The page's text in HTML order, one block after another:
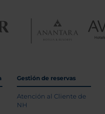
Gestión de reservas
Atención al Cliente de
NH